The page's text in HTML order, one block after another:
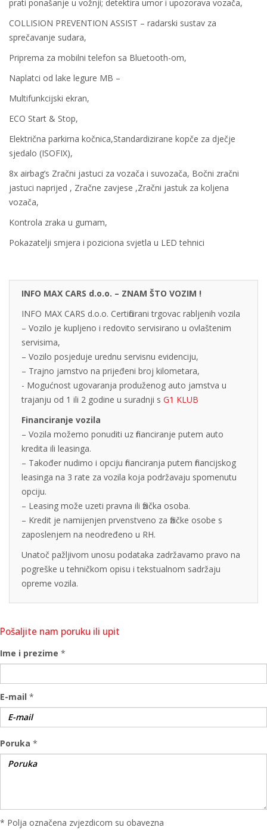
prati ponašanje u vožnji; detektira umor i upozorava vozača,
COLLISION PREVENTION ASSIST – radarski sustav za
sprečavanje sudara,
Priprema za mobilni telefon sa Bluetooth-om,
Naplatci od lake legure MB –
Multifunkcijski ekran,
ECO Start & Stop,
Električna parkirna kočnica,Standardizirane kopče za dječje
sjedalo (ISOFIX),
8x airbag’s Zračni jastuci za vozača i suvozača, Bočni zračni
jastuci naprijed , Zračne zavjese ,Zračni jastuk za koljena
vozača,
Kontrola zraka u gumam,
Pokazatelji smjera i poziciona svjetla u LED tehnici
INFO MAX CARS d.o.o. – ZNAM ŠTO VOZIM !
INFO MAX CARS d.o.o. Certificirani trgovac rabljenih vozila
– Vozilo je kupljeno i redovito servisirano u ovlaštenim
servisima,
– Vozilo posjeduje urednu servisnu evidenciju,
– Trajno jamstvo na prijeđeni broj kilometara,
- Mogućnost ugovaranja produženog auto jamstva u
trajanju od 1 ili 2 godine u suradnji s G1 KLUB
Financiranje vozila
– Vozila možemo ponuditi uz financiranje putem auto
kredita ili leasinga.
– Također nudimo i opciju financiranja putem financijskog
leasinga na 3 rate za vozila koja podržavaju spomenutu
opciju.
– Leasing može uzeti pravna ili fizička osoba.
– Kredit je namijenjen prvenstveno za fizičke osobe s
zaposlenjem na neodređeno u RH.
Unatoč pažljivom unosu podataka zadržavamo pravo na
pogreške u tehničkom opisu i tekstualnom sadržaju
opreme vozila.
Pošaljite nam poruku ili upit
Ime i prezime *
E-mail *
Poruka *
* Polja označena zvjezdicom su obavezna